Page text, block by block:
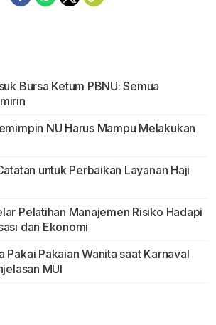
Bursa Ketum PBNU: Semua
NU Harus Mampu Melakukan
untuk Perbaikan Layanan Haji
Pelatihan Manajemen Risiko Hadapi
dan Ekonomi
Pakai Pakaian Wanita saat Karnaval
MUI